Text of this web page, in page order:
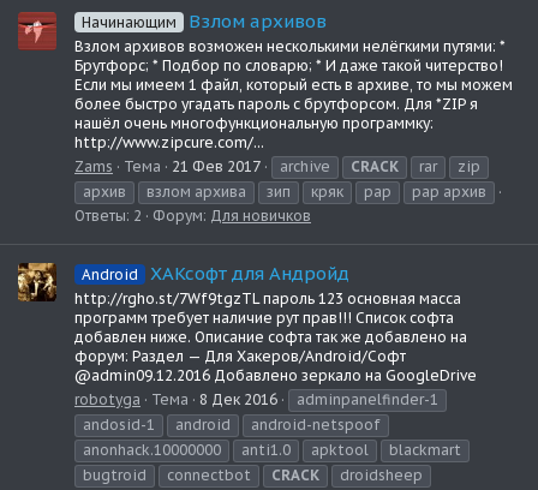
Начинающим Взлом архивов
Взлом архивов возможен несколькими нелёгкими путями: *
Брутфорс; * Подбор по словарю; * И даже такой читерство!
Если мы имеем 1 файл, который есть в архиве, то мы можем
более быстро угадать пароль с брутфорсом. Для *ZIP я
нашёл очень многофункциональную программку:
http://www.zipcure.com/...
Zams
Тема 21 Фев 2017 archive CRACK rar
zip
архив
взлом архива зип кряк рар
рар архив
Ответы: 2
Форум: Для новичков
Android ХАКсофт для Андройд
http://rgho.st/7Wf9tgzTL пароль 123 основная масса
программ требует наличие рут прав!!! Список софта
добавлен ниже. Описание софта так же добавлено на
форум: Раздел — Для Хакеров/Android/Софт
@admin09.12.2016 Добавлено зеркало на GoogleDrive
robotyga
Тема 8 Дек 2016
adminpanelfinder-1
andosid-1
android
android-netspoof
anonhack.10000000
anti1.0 apktool
blackmart
bugtroid
connectbot CRACK
droidsheep